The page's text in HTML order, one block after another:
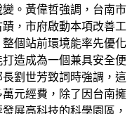
。黃偉哲強調，台南市
，市府啟動本項改善工
個站前環境能率先優化
造成為一個兼具安全便
劉世芳致詞時強調，這
元經費，除了因台南擁
展高科技的科學園區，